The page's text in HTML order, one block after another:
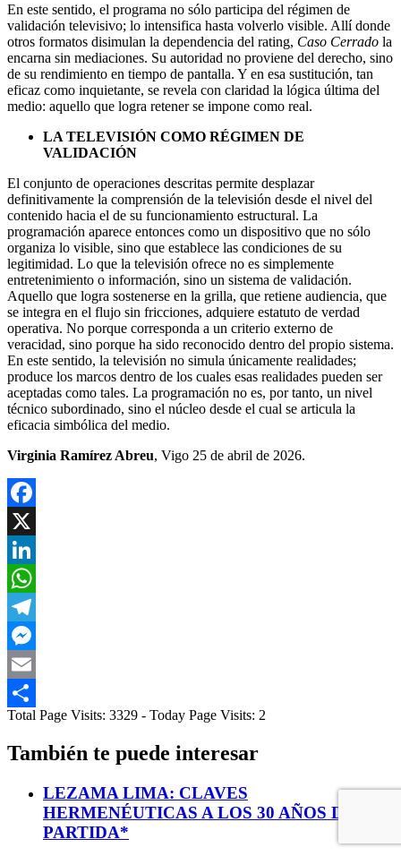
En este sentido, el programa no sólo participa del régimen de
validación televisivo; lo intensifica hasta volverlo visible. Allí donde
otros formatos disimulan la dependencia del rating, Caso Cerrado la
encarna sin mediaciones. Su autoridad no proviene del derecho, sino
de su rendimiento en tiempo de pantalla. Y en esa sustitución, tan
eficaz como inquietante, se revela con claridad la lógica última del
medio: aquello que logra retener se impone como real.
LA TELEVISIÓN COMO RÉGIMEN DE
VALIDACIÓN
El conjunto de operaciones descritas permite desplazar
definitivamente la comprensión de la televisión desde el nivel del
contenido hacia el de su funcionamiento estructural. La
programación aparece entonces como un dispositivo que no sólo
organiza lo visible, sino que establece las condiciones de su
legitimidad. Lo que la televisión ofrece no es simplemente
entretenimiento o información, sino un sistema de validación.
Aquello que logra sostenerse en la grilla, que retiene audiencia, que
se integra en el flujo sin fricciones, adquiere estatuto de verdad
operativa. No porque corresponda a un criterio externo de
veracidad, sino porque ha sido reconocido dentro del propio sistema.
En este sentido, la televisión no simula únicamente realidades;
produce los marcos dentro de los cuales esas realidades pueden ser
aceptadas como tales. La programación no es, por tanto, un nivel
técnico subordinado, sino el núcleo desde el cual se articula la
eficacia simbólica del medio.
Virginia Ramírez Abreu, Vigo 25 de abril de 2026.
Facebook
X
LinkedIn
WhatsApp
Telegram
Messenger
Email
Compartir
Total Page Visits: 3329 - Today Page Visits: 2
También te puede interesar
LEZAMA LIMA: CLAVES
HERMENÉUTICAS A LOS 30 AÑOS DE SU
PARTIDA*